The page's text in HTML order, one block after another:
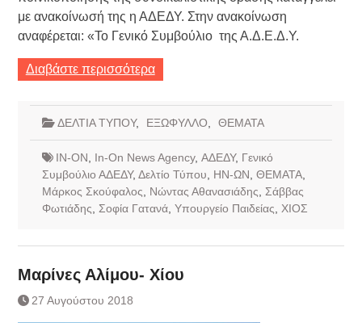
με ανακοίνωσή της η ΑΔΕΔΥ. Στην ανακοίνωση
αναφέρεται: «Το Γενικό Συμβούλιο της Α.Δ.Ε.Δ.Υ.
Διαβάστε περισσότερα
ΔΕΛΤΙΑ ΤΥΠΟΥ, ΕΞΩΦΥΛΛΟ ΘΕΜΑΤΑ
IN-ON In-On News Agency, ΑΔΕΔΥ, Γενικό
Συμβούλιο ΑΔΕΔΥ, Δελτίο Τύπου ΗΝ-ΩΝ ΘΕΜΑΤΑ,
Μάρκος Σκούφαλος
Νώντας Αθανασιάδης
Σάββας
Φωτιάδης
Σοφία Γατανά, Υπουργείο Παιδείας ΧΙΟΣ
Μαρίνες Αλίμου- Χίου
27 Αυγούστου 2018